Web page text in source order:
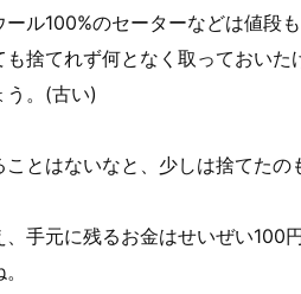
ール100%のセーターなどは値段
も捨てれず何となく取っておい
う。(古い)
ことはないなと、少しは捨てた
、手元に残るお金はせいぜい100